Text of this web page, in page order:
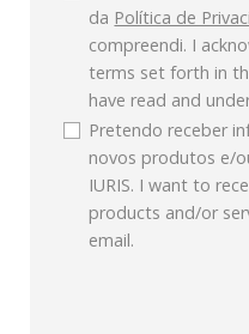
da Política de
compreendi. I
terms set forth in
have read and
Pretendo receber
novos produtos e/
IURIS. I want to
products and/or
email.